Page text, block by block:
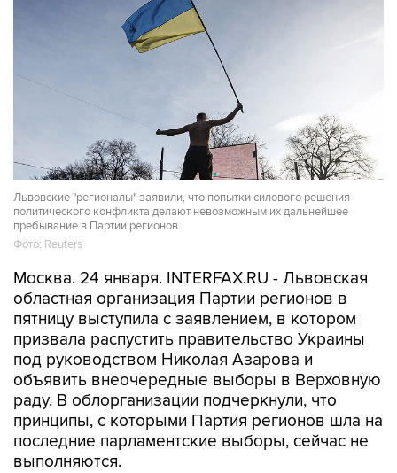
Львовские "регионалы" заявили, что попытки силового решения
политического конфликта делают невозможным их дальнейшее
пребывание в Партии регионов.
Фото: Reuters
Москва. 24 января. INTERFAX.RU - Львовская
областная организация Партии регионов в
пятницу выступила с заявлением, в котором
призвала распустить правительство Украины
под руководством Николая Азарова и
объявить внеочередные выборы в Верховную
раду. В облорганизации подчеркнули, что
принципы, с которыми Партия регионов шла на
последние парламентские выборы, сейчас не
выполняются.